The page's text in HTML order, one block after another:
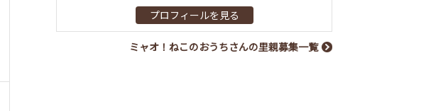
プロフィールを見る
ミャオ！ねこのおうちさんの里親募集一覧